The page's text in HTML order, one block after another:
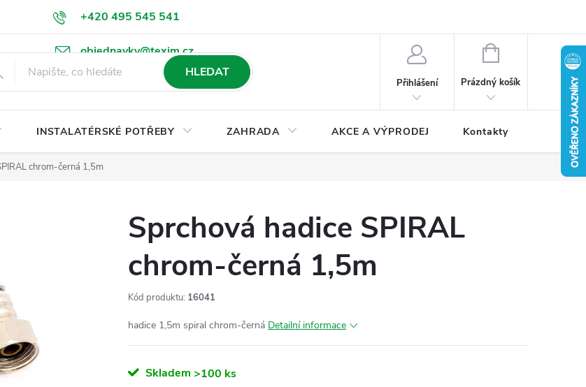
+420 495 545 541
objednavky@texim.cz
Podmínky ochrany osobních údajů Ke stažení
HLEDAT
Přihlášení
NÁKUPNÍ
Prázdný košík
INSTALATÉRSKÉ POTŘEBY ZAHRADA AKCE A VÝPRODEJ Kontakty
chrom-černá 1,5m
Sprchová hadice SPIRAL
chrom-černá 1,5m
Kód produktu: 16041
hadice 1,5m spiral chrom-černá Detailní informace
Skladem >100 ks